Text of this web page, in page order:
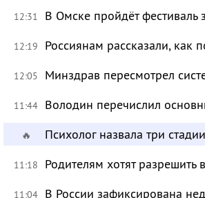
12:31 В Омске пройдёт
12:19 Россиянам рассказали, как
12:05 Минздрав пересмотрел
11:44 Володин перечислил
🔥 Психолог назвала три
11:18 Родителям хотят разрешить
11:04 В России зафиксирована